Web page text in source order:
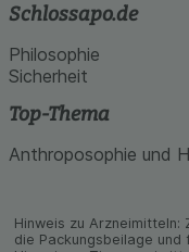
Schlossapo.de
Philosophie
Sicherheit
Top-Thema
Anthroposophie und
Hinweis zu Arzneimitteln:
die Packungs­beilage und